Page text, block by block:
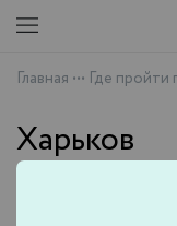
Главная ••• Где пройти
Харьков